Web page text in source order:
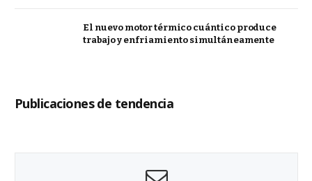
El nuevo motor térmico cuántico produce
trabajo y enfriamiento simultáneamente
Publicaciones de tendencia